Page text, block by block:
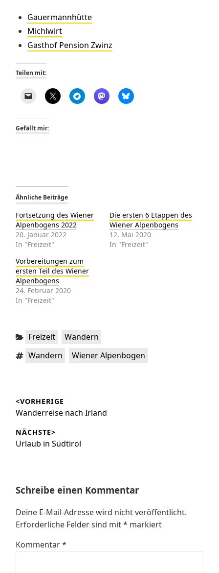
Gauermannhütte
Michlwirt
Gasthof Pension Zwinz
Teilen mit:
Gefällt mir:
Ähnliche Beiträge
Fortsetzung des Wiener
Alpenbogens 2022
20. Januar 2022
In "Freizeit"
Die ersten 6 Etappen des
Wiener Alpenbogens
12. Mai 2020
In "Freizeit"
Vorbereitungen zum
ersten Teil des Wiener
Alpenbogens
24. Februar 2020
In "Freizeit"
Kategorien:
Freizeit
Wandern
Schlagwörter:
Wandern Wiener Alpenbogen
<VORHERIGE
Vorheriger
Wanderreise nach Irland
NÄCHSTE>
Nächster
Urlaub in Südtirol
Schreibe einen Kommentar
Deine E-Mail-Adresse wird nicht veröffentlicht.
Erforderliche Felder sind mit* markiert
Kommentar*